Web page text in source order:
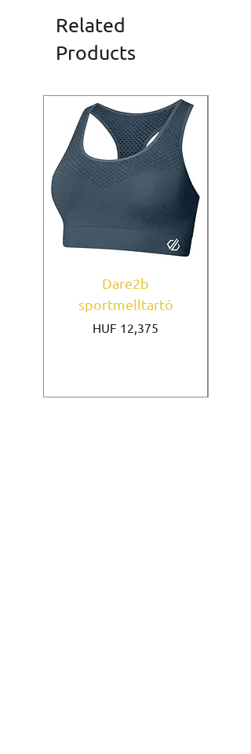
Related
Products
Dare2b
sportmelltartó
Price
HUF 12,375